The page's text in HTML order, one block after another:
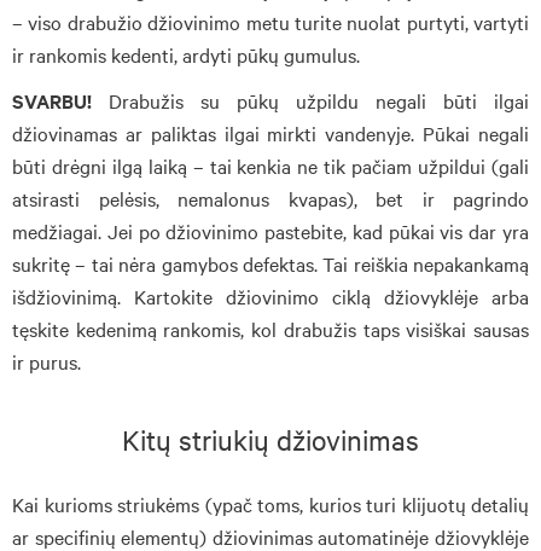
– viso drabužio džiovinimo metu turite nuolat purtyti, vartyti
ir rankomis kedenti, ardyti pūkų gumulus.
SVARBU! Drabužis su pūkų užpildu negali būti ilgai
džiovinamas ar paliktas ilgai mirkti vandenyje. Pūkai negali
būti drėgni ilgą laiką – tai kenkia ne tik pačiam užpildui (gali
atsirasti pelėsis, nemalonus kvapas), bet ir pagrindo
medžiagai. Jei po džiovinimo pastebite, kad pūkai vis dar yra
sukritę – tai nėra gamybos defektas. Tai reiškia nepakankamą
išdžiovinimą. Kartokite džiovinimo ciklą džiovyklėje arba
tęskite kedenimą rankomis, kol drabužis taps visiškai sausas
ir purus.
Kitų striukių džiovinimas
Kai kurioms striukėms (ypač toms, kurios turi klijuotų detalių
ar specifinių elementų) džiovinimas automatinėje džiovyklėje